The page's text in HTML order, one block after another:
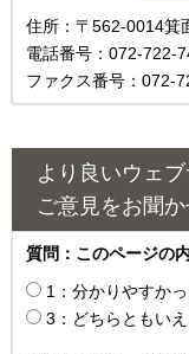
住所：〒562-0014箕
電話番号：072-722-
ファクス番号：072-
より良いウェ
ご意見をお聞
質問：このページの
1：分かりやすか
3：どちらともい